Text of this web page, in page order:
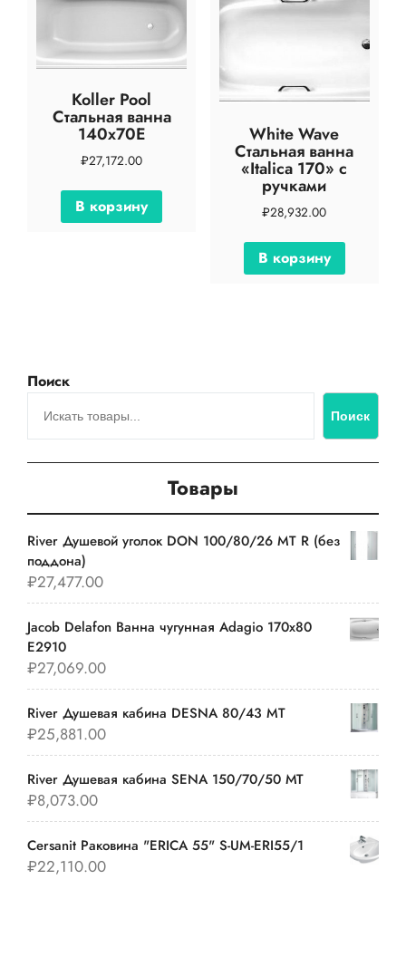
Koller Pool
Стальная ванна
140х70E
₽27,172.00
В корзину
White Wave
Стальная ванна
«Italica 170» с
ручками
₽28,932.00
В корзину
Поиск
Поиск
Товары
River Душевой уголок DON 100/80/26 MT R (без
поддона)
₽27,477.00
Jacob Delafon Ванна чугунная Adagio 170х80
E2910
₽27,069.00
River Душевая кабина DESNA 80/43 MT
₽25,881.00
River Душевая кабина SENA 150/70/50 МТ
₽8,073.00
Cersanit Раковина "ERICA 55" S-UM-ERI55/1
₽22,110.00